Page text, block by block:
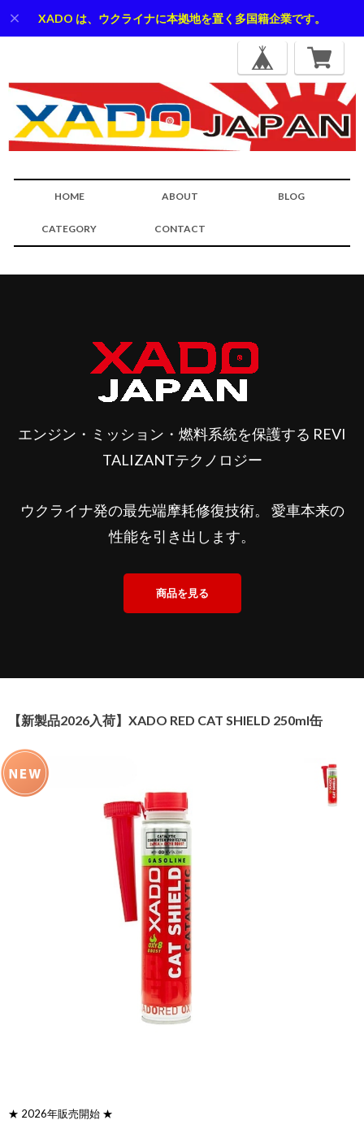
XADO は、ウクライナに本拠地を置く多国籍企業です。
HOME ABOUT BLOG
CATEGORY CONTACT
エンジン・ミッション・燃料系統を保護する REVI
TALIZANTテクノロジー
ウクライナ発の最先端摩耗修復技術。 愛車本来の
性能を引き出します。
商品を見る
【新製品2026入荷】XADO RED CAT SHIELD 250ml缶
★ 2026年販売開始 ★